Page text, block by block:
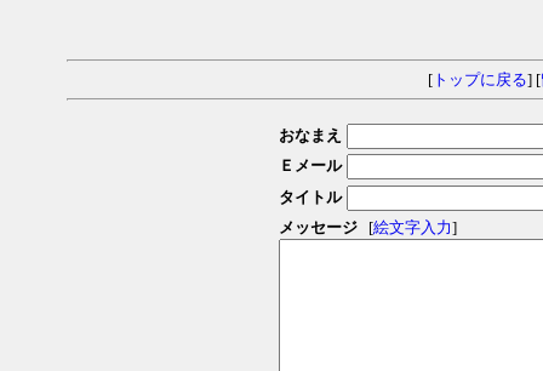
[トップに戻る] [
おなまえ
Ｅメール
タイトル
メッセージ
[絵文字入力]